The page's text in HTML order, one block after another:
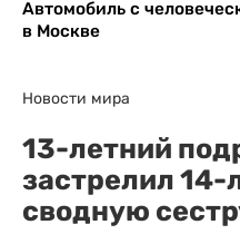
Автомобиль с
в Москве
Новости мира
13-летний
застрелил
сводную